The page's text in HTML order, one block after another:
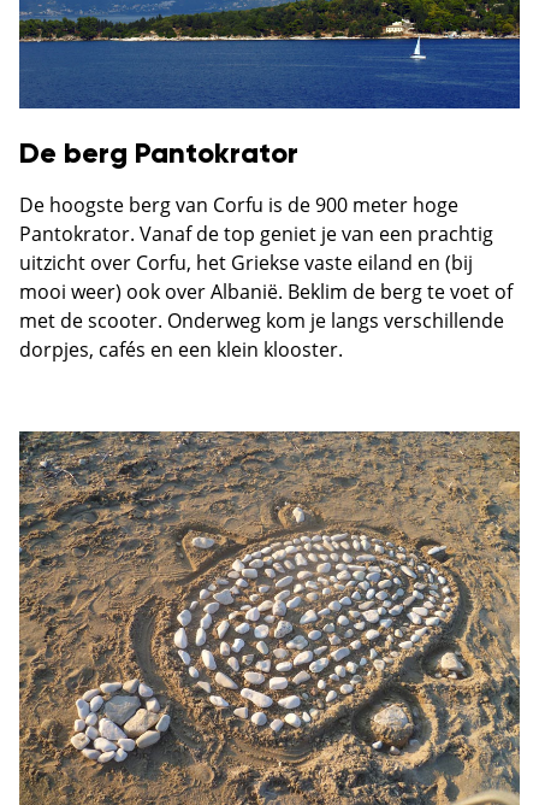
De berg Pantokrator
De hoogste berg van Corfu is de 900 meter hoge
Pantokrator. Vanaf de top geniet je van een prachtig
uitzicht over Corfu, het Griekse vaste eiland en (bij
mooi weer) ook over Albanië. Beklim de berg te voet of
met de scooter. Onderweg kom je langs verschillende
dorpjes, cafés en een klein klooster.